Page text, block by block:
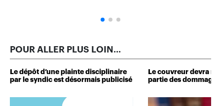
POUR ALLER PLUS LOIN...
Le dépôt d’une plainte disciplinaire
par le syndic est désormais publicisé
Le couvreur devra
partie des dommages